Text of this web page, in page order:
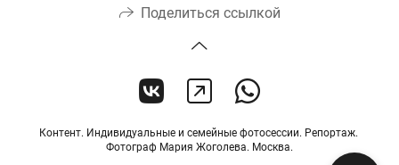
Поделиться ссылкой
Контент. Индивидуальные и семейные фотосессии. Репортаж.
Фотограф Мария Жоголева. Москва.